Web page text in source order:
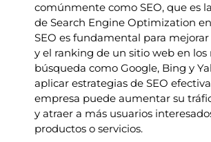
comúnmente como SEO, que es
de Search Engine Optimization
SEO es fundamental para
y el ranking de un sitio web en los
búsqueda como Google, Bing y
aplicar estrategias de SEO
empresa puede aumentar su
y atraer a más usuarios
productos o servicios.